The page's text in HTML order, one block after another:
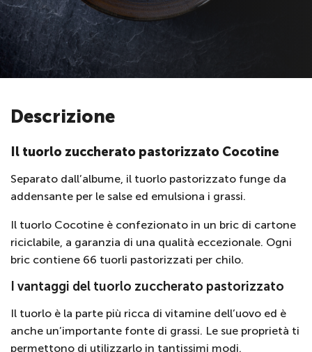
Descrizione
Il tuorlo zuccherato pastorizzato Cocotine
Separato dall’albume, il tuorlo pastorizzato funge da
addensante per le salse ed emulsiona i grassi.
Il tuorlo Cocotine è confezionato in un bric di cartone
riciclabile, a garanzia di una qualità eccezionale. Ogni
bric contiene 66 tuorli pastorizzati per chilo.
I vantaggi del tuorlo zuccherato pastorizzato
Il tuorlo è la parte più ricca di vitamine dell’uovo ed è
anche un’importante fonte di grassi. Le sue proprietà ti
permettono di utilizzarlo in tantissimi modi.